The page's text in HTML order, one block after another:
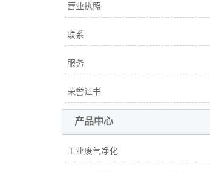
营业执照
联系
服务
荣誉证书
产品中心
工业废气净化